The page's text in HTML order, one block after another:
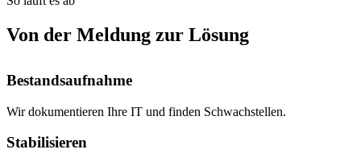
Von der Meldung zur Lösung
Bestandsaufnahme
Wir dokumentieren Ihre IT und finden Schwachstellen.
Stabilisieren